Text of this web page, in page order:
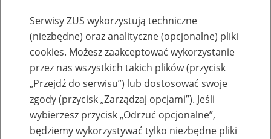
Szkolenia
Serwisy ZUS wykorzystują techniczne
(niezbędne) oraz analityczne (opcjonalne) pliki
cookies. Możesz zaakceptować wykorzystanie
przez nas wszystkich takich plików (przycisk
„Przejdź do serwisu”) lub dostosować swoje
zgody (przycisk „Zarządzaj opcjami”). Jeśli
wybierzesz przycisk „Odrzuć opcjonalne”,
będziemy wykorzystywać tylko niezbędne pliki